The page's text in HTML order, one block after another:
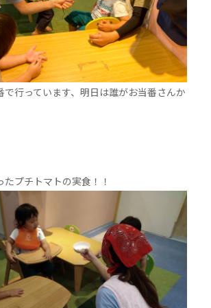
で行っています、明日は誰がお当番さんか
プチトマトの実食！！